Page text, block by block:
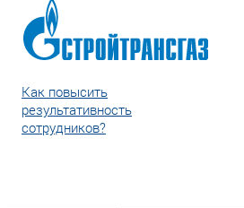
Как повысить
результативность
сотрудников?